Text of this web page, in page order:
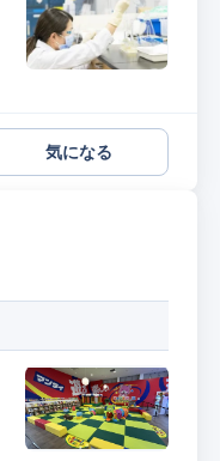
気になる